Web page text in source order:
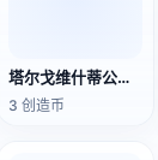
塔尔戈维什蒂公爵宫廷
3 创造币